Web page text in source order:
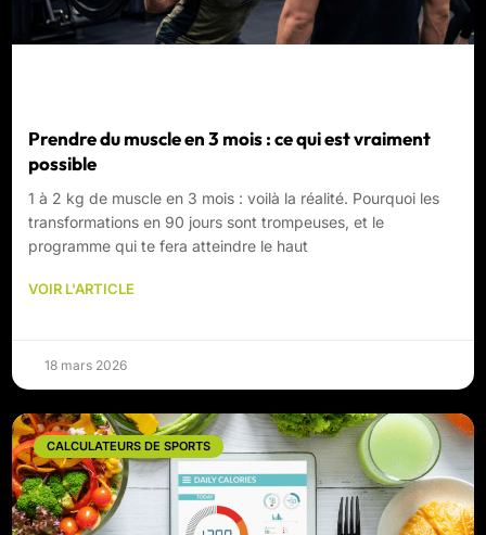
Prendre du muscle en 3 mois : ce qui est vraiment
possible
1 à 2 kg de muscle en 3 mois : voilà la réalité. Pourquoi les
transformations en 90 jours sont trompeuses, et le
programme qui te fera atteindre le haut
VOIR L'ARTICLE
18 mars 2026
CALCULATEURS DE SPORTS